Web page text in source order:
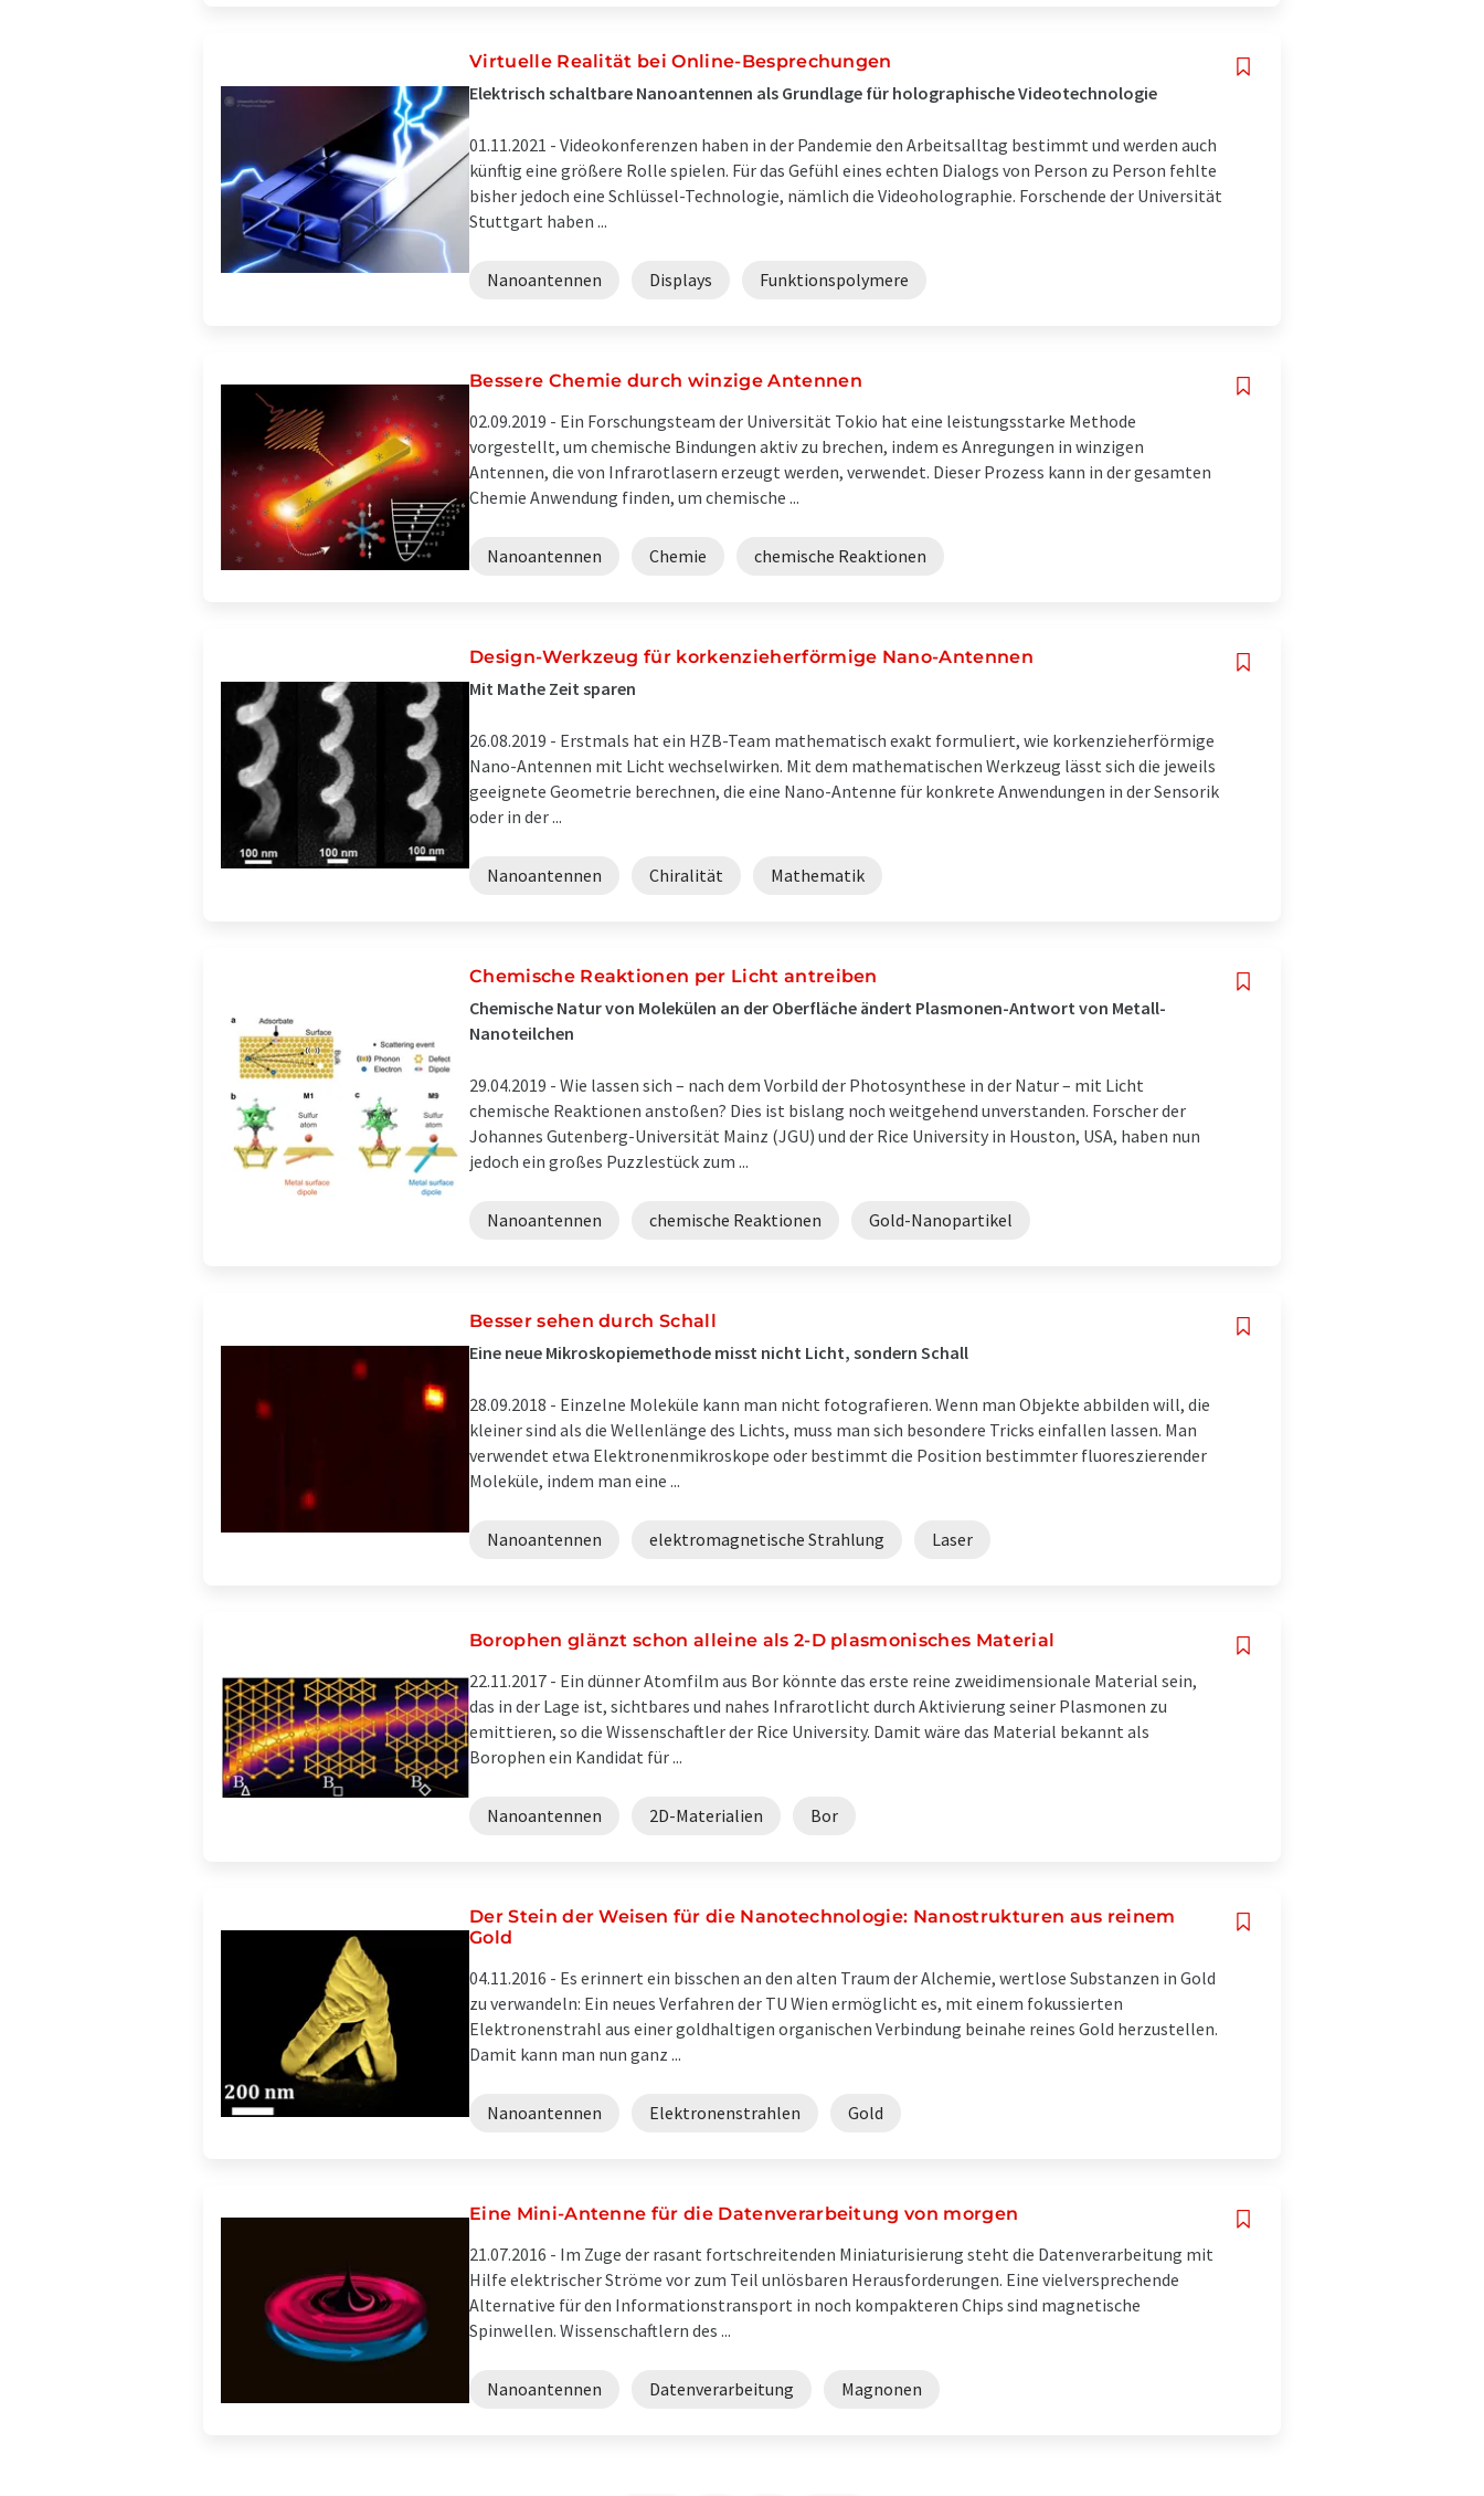
Virtuelle Realität bei Online-Besprechungen
Elektrisch schaltbare Nanoantennen als Grundlage für holographische Videotechnologie
01.11.2021 - Videokonferenzen haben in der Pandemie den Arbeitsalltag bestimmt und werden auch
künftig eine größere Rolle spielen. Für das Gefühl eines echten Dialogs von Person zu Person fehlte
bisher jedoch eine Schlüssel-Technologie, nämlich die Videoholographie. Forschende der Universität
Stuttgart haben ...
Nanoantennen Displays Funktionspolymere
Bessere Chemie durch winzige Antennen
02.09.2019 - Ein Forschungsteam der Universität Tokio hat eine leistungsstarke Methode
vorgestellt, um chemische Bindungen aktiv zu brechen, indem es Anregungen in winzigen
Antennen, die von Infrarotlasern erzeugt werden, verwendet. Dieser Prozess kann in der gesamten
Chemie Anwendung finden, um chemische ...
Nanoantennen Chemie chemische Reaktionen
Design-Werkzeug für korkenzieherförmige Nano-Antennen
Mit Mathe Zeit sparen
26.08.2019 - Erstmals hat ein HZB-Team mathematisch exakt formuliert, wie korkenzieherförmige
Nano-Antennen mit Licht wechselwirken. Mit dem mathematischen Werkzeug lässt sich die jeweils
geeignete Geometrie berechnen, die eine Nano-Antenne für konkrete Anwendungen in der Sensorik
oder in der ...
Nanoantennen Chiralität Mathematik
Chemische Reaktionen per Licht antreiben
Chemische Natur von Molekülen an der Oberfläche ändert Plasmonen-Antwort von Metall-
Nanoteilchen
29.04.2019 - Wie lassen sich – nach dem Vorbild der Photosynthese in der Natur – mit Licht
chemische Reaktionen anstoßen? Dies ist bislang noch weitgehend unverstanden. Forscher der
Johannes Gutenberg-Universität Mainz (JGU) und der Rice University in Houston, USA, haben nun
jedoch ein großes Puzzlestück zum ...
Nanoantennen chemische Reaktionen Gold-Nanopartikel
Besser sehen durch Schall
Eine neue Mikroskopiemethode misst nicht Licht, sondern Schall
28.09.2018 - Einzelne Moleküle kann man nicht fotografieren. Wenn man Objekte abbilden will, die
kleiner sind als die Wellenlänge des Lichts, muss man sich besondere Tricks einfallen lassen. Man
verwendet etwa Elektronenmikroskope oder bestimmt die Position bestimmter fluoreszierender
Moleküle, indem man eine ...
Nanoantennen elektromagnetische Strahlung Laser
Borophen glänzt schon alleine als 2-D plasmonisches Material
22.11.2017 - Ein dünner Atomfilm aus Bor könnte das erste reine zweidimensionale Material sein,
das in der Lage ist, sichtbares und nahes Infrarotlicht durch Aktivierung seiner Plasmonen zu
emittieren, so die Wissenschaftler der Rice University. Damit wäre das Material bekannt als
Borophen ein Kandidat für ...
Nanoantennen 2D-Materialien Bor
Der Stein der Weisen für die Nanotechnologie: Nanostrukturen aus reinem
Gold
04.11.2016 - Es erinnert ein bisschen an den alten Traum der Alchemie, wertlose Substanzen in Gold
zu verwandeln: Ein neues Verfahren der TU Wien ermöglicht es, mit einem fokussierten
Elektronenstrahl aus einer goldhaltigen organischen Verbindung beinahe reines Gold herzustellen.
Damit kann man nun ganz ...
Nanoantennen Elektronenstrahlen Gold
Eine Mini-Antenne für die Datenverarbeitung von morgen
21.07.2016 - Im Zuge der rasant fortschreitenden Miniaturisierung steht die Datenverarbeitung mit
Hilfe elektrischer Ströme vor zum Teil unlösbaren Herausforderungen. Eine vielversprechende
Alternative für den Informationstransport in noch kompakteren Chips sind magnetische
Spinwellen. Wissenschaftlern des ...
Nanoantennen Datenverarbeitung Magnonen